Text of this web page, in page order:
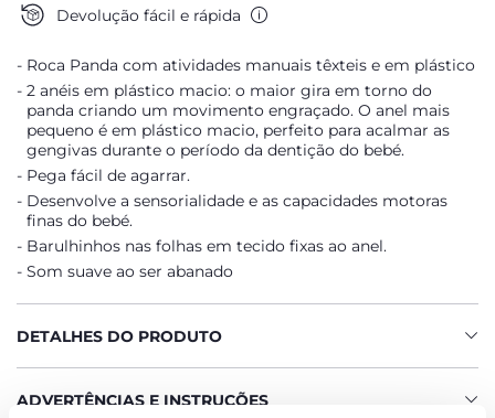
Devolução fácil e rápida
Roca Panda com atividades manuais têxteis e em plástico
2 anéis em plástico macio: o maior gira em torno do
panda criando um movimento engraçado. O anel mais
pequeno é em plástico macio, perfeito para acalmar as
gengivas durante o período da dentição do bebé.
Pega fácil de agarrar.
Desenvolve a sensorialidade e as capacidades motoras
finas do bebé.
Barulhinhos nas folhas em tecido fixas ao anel.
Som suave ao ser abanado
DETALHES DO PRODUTO
ADVERTÊNCIAS E INSTRUÇÕES